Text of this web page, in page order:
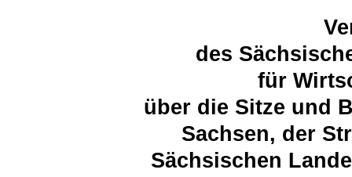
des
für
über die Sitze und
Sachsen, der
Sächsischen